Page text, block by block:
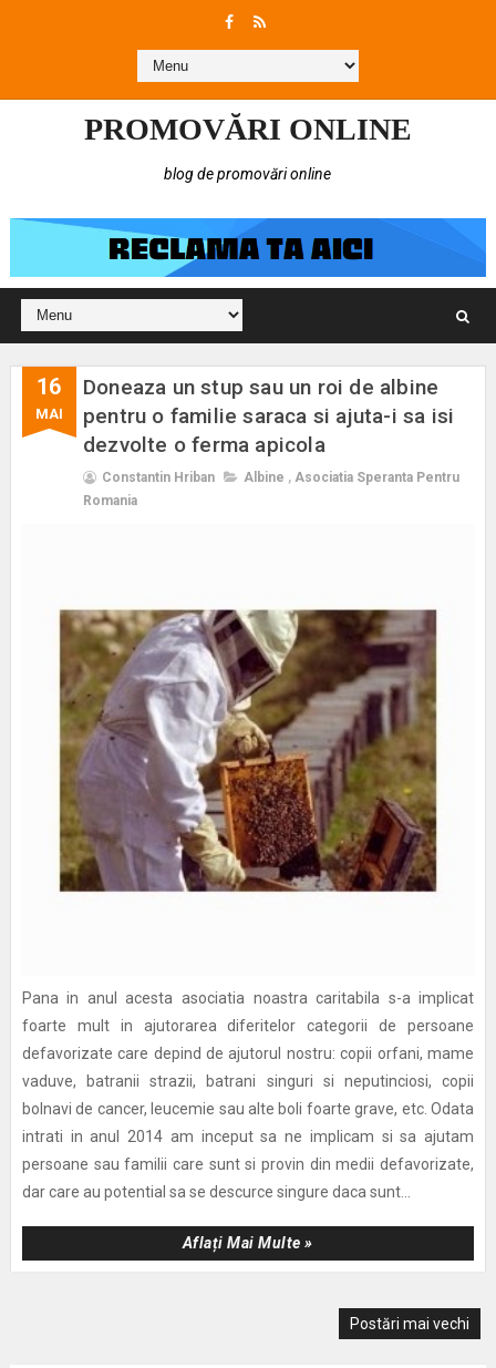
PROMOVĂRI ONLINE
blog de promovări online
16
MAI
Doneaza un stup sau un roi de albine
pentru o familie saraca si ajuta-i sa isi
dezvolte o ferma apicola
Constantin Hriban Albine , Asociatia Speranta Pentru
Romania
Pana in anul acesta asociatia noastra caritabila s-a implicat
foarte mult in ajutorarea diferitelor categorii de persoane
defavorizate care depind de ajutorul nostru: copii orfani, mame
vaduve, batranii strazii, batrani singuri si neputinciosi, copii
bolnavi de cancer, leucemie sau alte boli foarte grave, etc. Odata
intrati in anul 2014 am inceput sa ne implicam si sa ajutam
persoane sau familii care sunt si provin din medii defavorizate,
dar care au potential sa se descurce singure daca sunt...
Aflați Mai Multe »
Postări mai vechi